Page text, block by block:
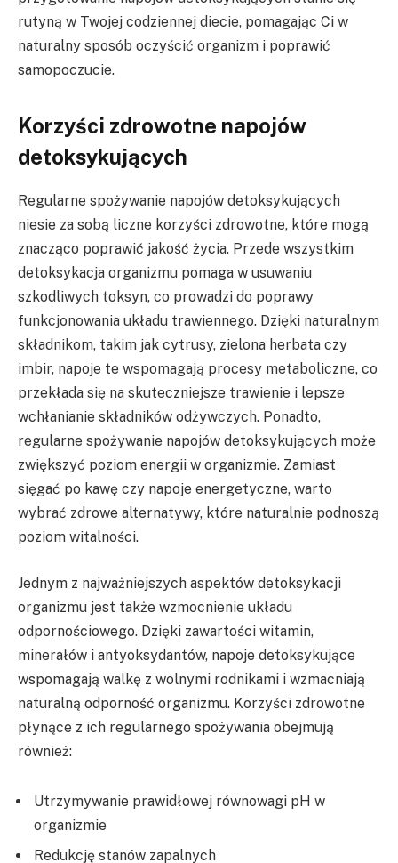
rutyną w Twojej codziennej diecie, pomagając Ci w
naturalny sposób oczyścić organizm i poprawić
samopoczucie.
Korzyści zdrowotne napojów
detoksykujących
Regularne spożywanie napojów detoksykujących
niesie za sobą liczne korzyści zdrowotne, które mogą
znacząco poprawić jakość życia. Przede wszystkim
detoksykacja organizmu pomaga w usuwaniu
szkodliwych toksyn, co prowadzi do poprawy
funkcjonowania układu trawiennego. Dzięki naturalnym
składnikom, takim jak cytrusy, zielona herbata czy
imbir, napoje te wspomagają procesy metaboliczne, co
przekłada się na skuteczniejsze trawienie i lepsze
wchłanianie składników odżywczych. Ponadto,
regularne spożywanie napojów detoksykujących może
zwiększyć poziom energii w organizmie. Zamiast
sięgać po kawę czy napoje energetyczne, warto
wybrać zdrowe alternatywy, które naturalnie podnoszą
poziom witalności.
Jednym z najważniejszych aspektów detoksykacji
organizmu jest także wzmocnienie układu
odpornościowego. Dzięki zawartości witamin,
minerałów i antyoksydantów, napoje detoksykujące
wspomagają walkę z wolnymi rodnikami i wzmacniają
naturalną odporność organizmu. Korzyści zdrowotne
płynące z ich regularnego spożywania obejmują
również:
Utrzymywanie prawidłowej równowagi pH w
organizmie
Redukcję stanów zapalnych